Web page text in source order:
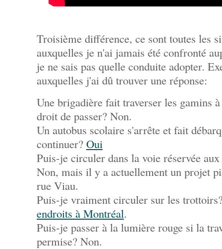
Troisième différence, ce sont toutes les
auxquelles je n'ai jamais été confronté
je ne sais pas quelle conduite adopter.
auxquelles j'ai dû trouver une réponse:
Une brigadière fait traverser les gamins
droit de passer? Non.
Un autobus scolaire s'arrête et fait
continuer? Oui
Puis-je circuler dans la voie réservée
Non, mais il y a actuellement un projet
rue Viau.
Puis-je vraiment circuler sur les
endroits à Montréal.
Puis-je passer à la lumière rouge si la
permise? Non.